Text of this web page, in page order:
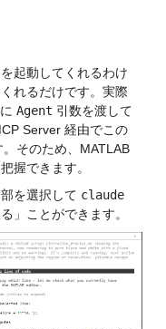
起動してくれるわけ
れるだけです。実際
Agent 引数を渡して
Server 経由でこの
そのため、MATLAB
握できます。
を選択して claude
」ことができます。